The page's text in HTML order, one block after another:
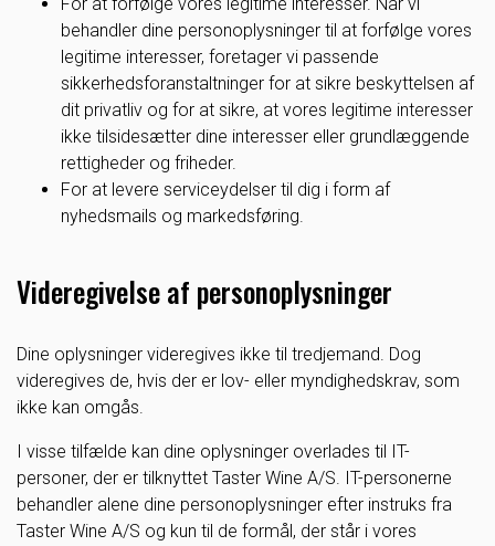
behandler dine personoplysninger til at forfølge vores
legitime interesser, foretager vi passende
sikkerhedsforanstaltninger for at sikre beskyttelsen af
dit privatliv og for at sikre, at vores legitime interesser
ikke tilsidesætter dine interesser eller grundlæggende
rettigheder og friheder.
For at levere serviceydelser til dig i form af
nyhedsmails og markedsføring.
Videregivelse af personoplysninger
Dine oplysninger videregives ikke til tredjemand. Dog
videregives de, hvis der er lov- eller myndighedskrav, som
ikke kan omgås.
I visse tilfælde kan dine oplysninger overlades til IT-
personer, der er tilknyttet Taster Wine A/S. IT-personerne
behandler alene dine personoplysninger efter instruks fra
Taster Wine A/S og kun til de formål, der står i vores